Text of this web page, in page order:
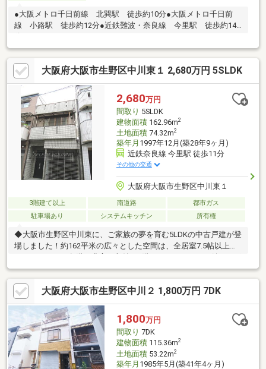
●大阪メトロ千日前線 北巽駅 徒歩約10分●大阪メトロ千日前
線 小路駅 徒歩約12分●近鉄難波・奈良線 今里駅 徒歩約14
大阪府大阪市生野区中川東１ 2,680万円 5SLDK
2,680万円
間取り 5SLDK
建物面積162.96m2
土地面積74.32m2
築年月 1997年12月(築28年9ヶ月)
近鉄奈良線 今里駅 徒歩11分
その他の交通
大阪府大阪市生野区中川東１
3階建て以上 南道路
都市ガス
駐車場あり
システムキッチン 所有権
◆大阪市生野区中川東に、ご家族の夢を育む5LDKの中古戸建が登
場しました！約162平米の広々とした空間は、全居室7.5帖以上と
イントです。◆南向きバルコニーは2面以上あり、水栓付きなの
でガーデニングやお掃除にも便利ですね。電動シャッター付ガレ
ージで大切な愛車も安心です。 ◆近鉄大阪線・難波線「今里」駅
まで徒歩11分、大阪メトロ千日前線も利用可能で、複数路線が使
えるのは通勤・通学にも便利です。◆掲載価格は現状渡しです
が、リフォームのご相談も承りますので、理想の住まいを一緒に
作り上げていきませんか？
大阪府大阪市生野区中川２ 1,800万円 7DK
1,800万円
間取り 7DK
建物面積115.36m2
土地面積53.22m2
築年月 1985年5月(築41年4ヶ月)